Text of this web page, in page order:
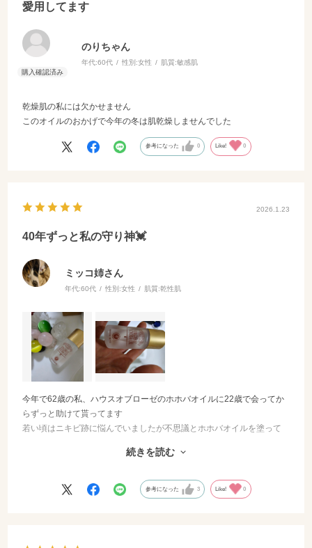
愛用してます
のりちゃん
年代:60代 性別:女性 肌質:敏感肌
乾燥肌の私には欠かせません
このオイルのおかげで今年の冬は肌乾燥しませんでした
参考になった 0 Like! 0
2026.1.23
40年ずっと私の守り神💓‪
ミッコ姉さん
年代:60代 性別:女性 肌質:乾性肌
今年で62歳の私、ハウスオブローゼのホホバオイルに22歳で会ってか
らずっと助けて貰ってます
若い頃はニキビ跡に悩んでいましたが不思議とホホバオイルを塗って
お風呂場（濡れた肌や髪にも〇）や洗面台に置いて1、2滴気が付いた
オイルなのに伸ばした後サラサラになるのも好きです。これからもず
っとおばあちゃんになっても使い続けたい名品です！
続きを読む
参考になった 3 Like! 0